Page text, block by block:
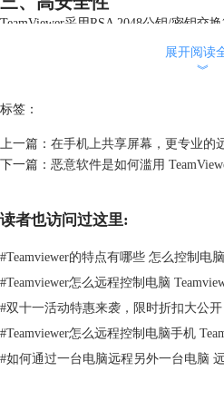
TeamViewer采用RSA 2048公钥/密钥交
加密技术，每次访问都会生成随机密码
任设备以及黑白名单功能实现访问控制。
TeamViewer自带可选30多种的语言版本
TeamViewer如何发起会话。
五、试用和个人用途完全免
展开阅读
︾
标签：
上一篇： 在手机上共享屏幕，更专业的
下一篇： 恶意软件是如何滥用
读者也访问过这里:
#Teamviewer的特点有哪些 怎么控制电
#Teamviewer怎么远程控制电脑
#双十一活动特惠来袭，限时折扣大公开
#Teamviewer怎么远程控制电脑手机
#如何通过一台电脑远程另外一台电脑